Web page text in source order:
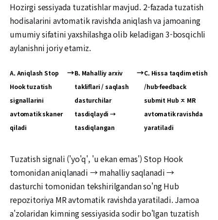
Hozirgi sessiyada tuzatishlar mavjud. 2-fazada tuzatish
hodisalarini avtomatik ravishda aniqlash va jamoaning
umumiy sifatini yaxshilashga olib keladigan 3-bosqichli
aylanishni joriy etamiz.
A. Aniqlash Stop
Hook tuzatish
signallarini
avtomatik skaner
qiladi
→B. Mahalliy arxiv
takliflari / saqlash
dasturchilar
tasdiqlaydi →
tasdiqlangan
→C. Hissa taqdim etish
/hub-feedback
submit Hub ㅈ MR
avtomatik ravishda
yaratiladi
Tuzatish signali ('yo'q', 'u ekan emas') Stop Hook
tomonidan aniqlanadi → mahalliy saqlanadi →
dasturchi tomonidan tekshirilgandan so'ng Hub
repozitoriya MR avtomatik ravishda yaratiladi. Jamoa
a'zolaridan kimning sessiyasida sodir bo'lgan tuzatish